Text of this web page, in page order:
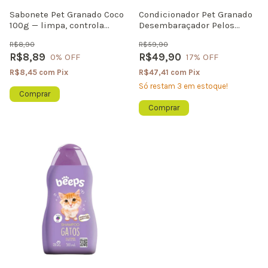
Sabonete Pet Granado Coco
100g — limpa, controla
R$8,89
R$8,90
0% OFF
R$8,45 com Pix
Condicionador Pet Granado
Desembaraçador Pelos
brilho e fácil pentear
R$49,90
R$59,90
17% OFF
R$47,41 com Pix
Só restam 3 em estoque!